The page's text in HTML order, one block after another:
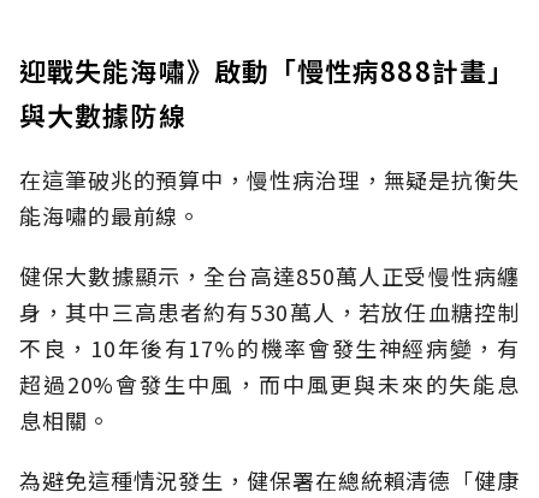
迎戰失能海嘯》啟動「慢性病888計畫」
與大數據防線
在這筆破兆的預算中，慢性病治理，無疑是抗衡失
能海嘯的最前線。
健保大數據顯示，全台高達850萬人正受慢性病纏
身，其中三高患者約有530萬人，若放任血糖控制
不良，10年後有17%的機率會發生神經病變，有
超過20%會發生中風，而中風更與未來的失能息
息相關。
為避免這種情況發生，健保署在總統賴清德「健康